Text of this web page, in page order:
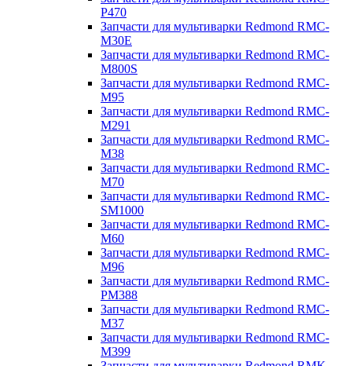
P470
Запчасти для мультиварки Redmond RMC-
M30E
Запчасти для мультиварки Redmond RMC-
M800S
Запчасти для мультиварки Redmond RMC-
M95
Запчасти для мультиварки Redmond RMC-
M291
Запчасти для мультиварки Redmond RMC-
M38
Запчасти для мультиварки Redmond RMC-
M70
Запчасти для мультиварки Redmond RMC-
SM1000
Запчасти для мультиварки Redmond RMC-
M60
Запчасти для мультиварки Redmond RMC-
M96
Запчасти для мультиварки Redmond RMC-
PM388
Запчасти для мультиварки Redmond RMC-
M37
Запчасти для мультиварки Redmond RMC-
M399